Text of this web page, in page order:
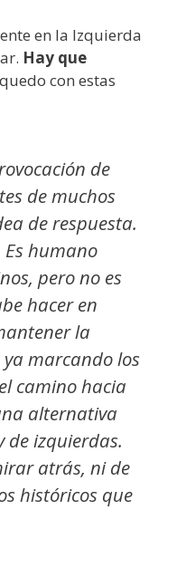
en la Izquierda
Hay que
con estas
de
de muchos
de respuesta.
Es humano
pero no es
hacer en
la
marcando los
camino hacia
alternativa
de izquierdas.
atrás, ni de
históricos que